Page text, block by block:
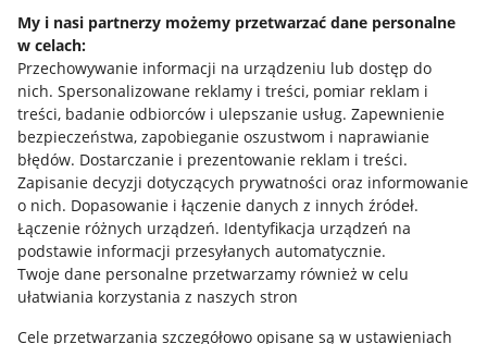
My i nasi partnerzy możemy przetwarzać dane personalne
w celach:
Przechowywanie informacji na urządzeniu lub dostęp do
nich. Spersonalizowane reklamy i treści, pomiar reklam i
treści, badanie odbiorców i ulepszanie usług. Zapewnienie
bezpieczeństwa, zapobieganie oszustwom i naprawianie
błędów. Dostarczanie i prezentowanie reklam i treści.
Zapisanie decyzji dotyczących prywatności oraz informowanie
o nich. Dopasowanie i łączenie danych z innych źródeł.
Łączenie różnych urządzeń. Identyfikacja urządzeń na
podstawie informacji przesyłanych automatycznie.
Twoje dane personalne przetwarzamy również w celu
ułatwiania korzystania z naszych stron
Cele przetwarzania szczegółowo opisane są w ustawieniach
Allegro Gadane dla sprzedających
Allegro Gadane dla kupujących
Mapa miejscowości
Informacje prawne
Regulamin
Polityka plików "cookies"
Ustawienia plików "cookies"
Udostępnianie lokalizacji